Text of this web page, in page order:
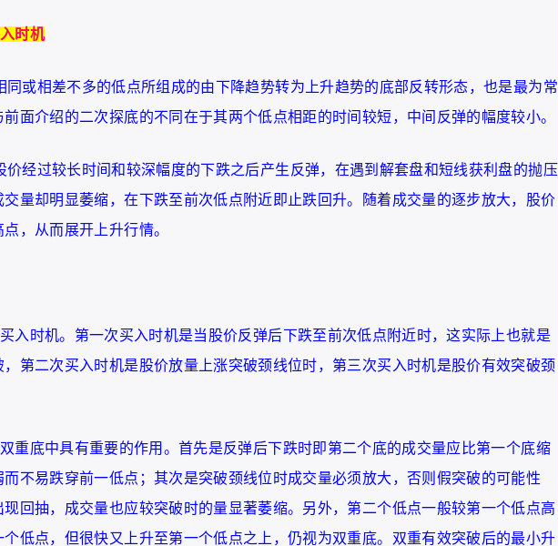
时机
同或相差不多的低点所组成的由下降趋势转为上升趋势的底部反转形态，也是最为常
面介绍的二次探底的不同在于其两个低点相距的时间较短，中间反弹的幅度较小。
价经过较长时间和较深幅度的下跌之后产生反弹，在遇到解套盘和短线获利盘的抛压
交量却明显萎缩，在下跌至前次低点附近即止跌回升。随着成交量的逐步放大，股价
，从而展开上升行情。
买入时机。第一次买入时机是当股价反弹后下跌至前次低点附近时，这实际上也就是
第二次买入时机是股价放量上涨突破颈线位时，第三次买入时机是股价有效突破颈
双重底中具有重要的作用。首先是反弹后下跌时即第二个底的成交量应比第一个底缩
不易跌穿前一低点；其次是突破颈线位时成交量必须放大，否则假突破的可能性
回抽，成交量也应较突破时的量显著萎缩。另外，第二个低点一般较第一个低点高
低点，但很快又上升至第一个低点之上，仍视为双重底。双重有效突破后的最小升